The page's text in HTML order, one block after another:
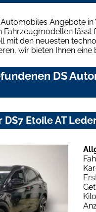
Angebote
lässt
mit den neuesten
wir bieten Ihnen eine
DS
Etoile AT